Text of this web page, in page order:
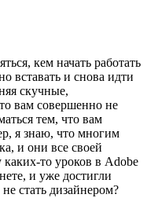
кем начать работать
вставать и снова идти
скучные,
вам совершенно не
тем, что вам
я знаю, что многим
и они все своей
каких-то уроков в Adobe
и уже достигли
стать дизайнером?